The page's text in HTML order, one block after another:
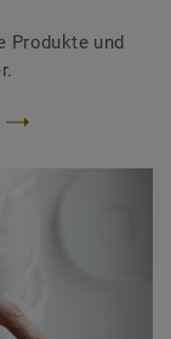
Produkte und